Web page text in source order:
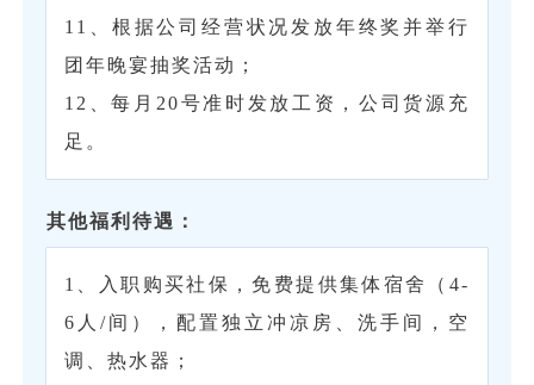
11、根据公司经营状况发放年终奖并举行
团年晚宴抽奖活动；
12、每月20号准时发放工资，公司货源充
足。
其他福利待遇：
1、入职购买社保，免费提供集体宿舍（4-
6人/间），配置独立冲凉房、洗手间，空
调、热水器；